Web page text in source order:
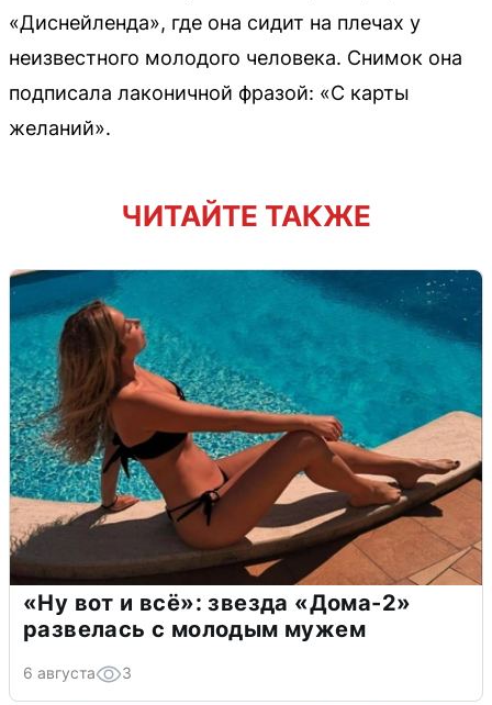
«Диснейленда», где она сидит на плечах у
неизвестного молодого человека. Снимок она
подписала лаконичной фразой: «С карты
желаний».
ЧИТАЙТЕ ТАКЖЕ
«Ну вот и всё»: звезда «Дома-2»
развелась с молодым мужем
6 августа 3